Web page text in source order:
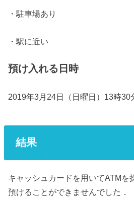
・駐車場あり
・駅に近い
預け入れる日時
2019年3月24日（日曜日）13時30
結果
キャッシュカードを用いてATMを
預けることができませんでした．